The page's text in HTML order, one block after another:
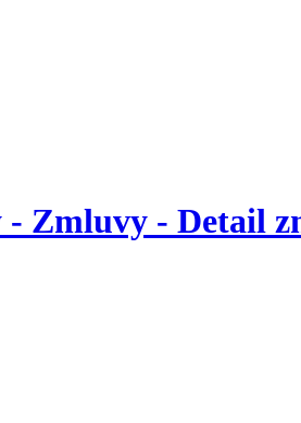
Zmluvy - Detail